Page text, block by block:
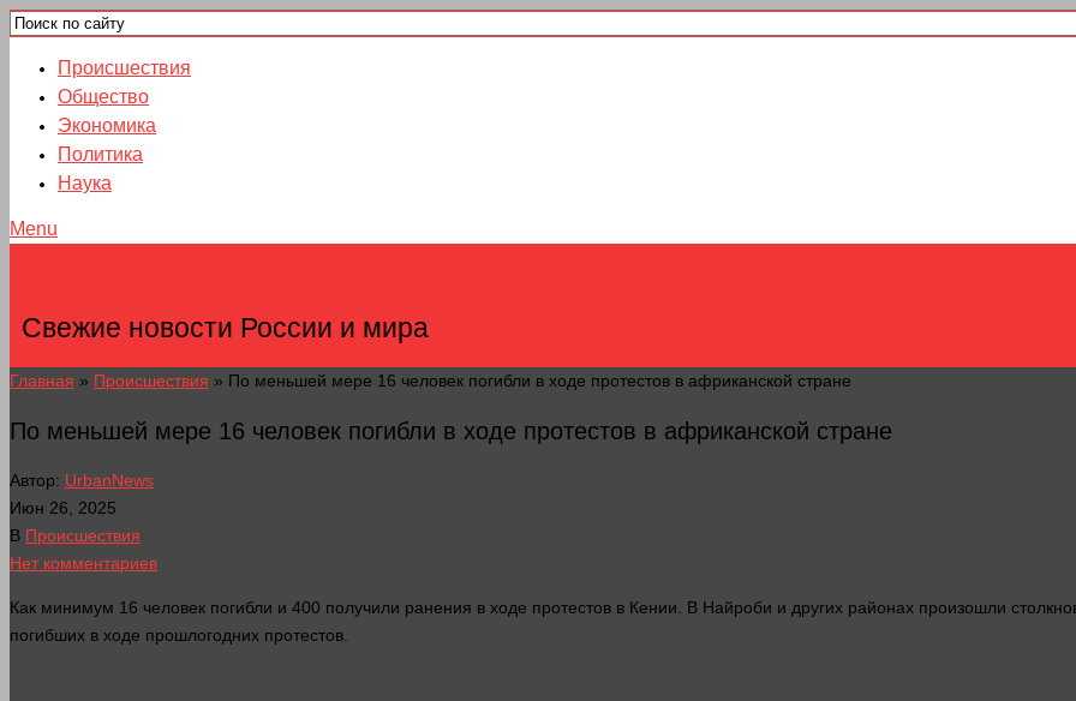
Происшествия
Общество
Экономика
Политика
Наука
Menu
Свежие новости России и мира
Главная » Происшествия » По меньшей мере 16 человек погибли в ходе протестов в африканской стране
По меньшей мере 16 человек погибли в ходе протестов в африканской стране
Автор: UrbanNews
Июн 26, 2025
В Происшествия
Нет комментариев
Как минимум 16 человек погибли и 400 получили ранения в ходе протестов в Кении. В Найроби и других районах произошли
погибших в ходе прошлогодних протестов.